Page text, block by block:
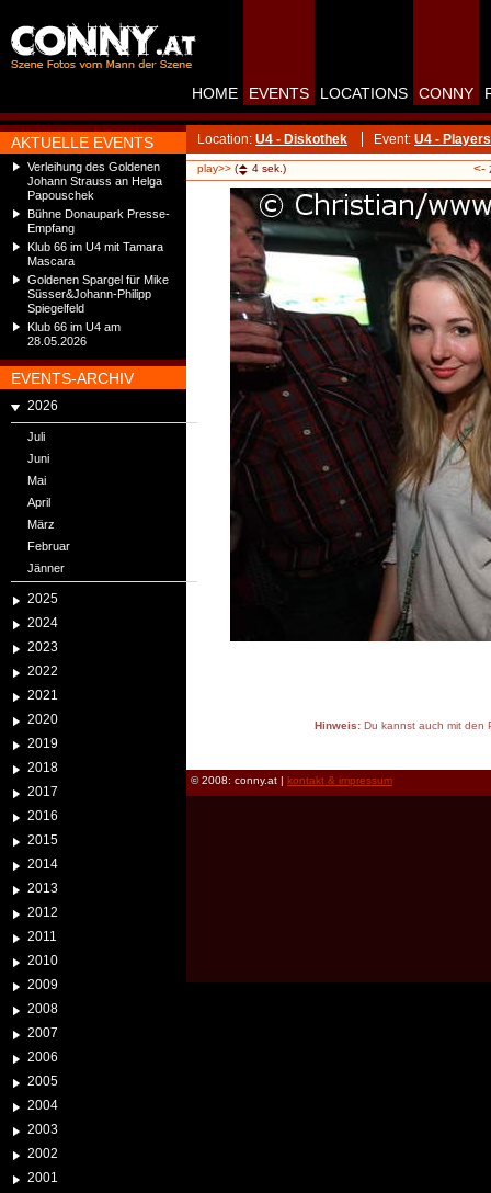
AKTUELLE EVENTS
Verleihung des Goldenen
Johann Strauss an Helga
Papouschek
Bühne Donaupark Presse-
Empfang
Klub 66 im U4 mit Tamara
Mascara
Goldenen Spargel für Mike
Süsser&Johann-Philipp
Spiegelfeld
Klub 66 im U4 am
28.05.2026
EVENTS-ARCHIV
2026
Juli
Juni
Mai
April
März
Februar
Jänner
2025
2024
2023
2022
2021
2020
2019
2018
2017
2016
2015
2014
2013
2012
2011
2010
2009
2008
2007
2006
2005
2004
2003
2002
2001
HOME EVENTS LOCATIONS CONNY
Location: U4 - Diskothek Event: U4 -
play>> ( 4 sek.) <-
Hinweis:Du kannst auch mit den
© 2008: conny.at | kontakt & impressum